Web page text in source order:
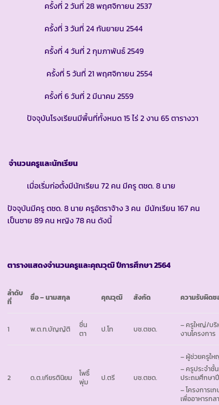
ครั้งที่ 2 วันที่ 28 พฤศจิกายน 2537
ครั้งที่ 3 วันที่ 24 กันยายน 2544
ครั้งที่ 4 วันที่ 2 กุมภาพันธ์ 2549
ครั้งที่ 5 วันที่ 21 พฤศจิกายน 2554
ครั้งที่ 6 วันที่ 2 มีนาคม 2559
ปัจจุบันโรงเรียนมีพื้นที่ทั้งหมด 15 ไร่ 2 งาน 65 ตารางวา
จำนวนครูและนักเรียน
เมื่อเริ่มก่อตั้งมีนักเรียน 72 คน มีครู ตชด. 8 นาย
ปัจจุบันมีครู ตชด. 8 นาย ครูอัตราจ้าง 3 คน มีนักเรียน 167 คน
เป็นชาย 89 คน หญิง 78 คน ดังนี้
ตารางแสดงจำนวนครูและคุณวุฒิ ปีการศึกษา2564
ลำดับ
ที่
ชื่อ – นามสกุล คุณวุฒิ สังกัด ความรับผิด
1 พ.ต.ท.บัญญัติ
ชื่น
ตา
ป.โท บช.ตชด.
– ครูใหญ่/บริ
งานโครงการ
2 ด.ต.เกียรตินิยม
โพธิ์
พุ่ม
ป.ตรี บช.ตชด.
– ผู้ช่วยครูใ
– ครูประจำชั้น
ประถมศึกษา
– โครงการเ
เพื่ออาหารกล